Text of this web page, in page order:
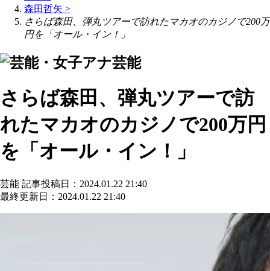
森田哲矢 >
さらば森田、弾丸ツアーで訪れたマカオのカジノで200万
円を「オール・イン！」
芸能
さらば森田、弾丸ツアーで訪
れたマカオのカジノで200万円
を「オール・イン！」
芸能 記事投稿日：2024.01.22 21:40
最終更新日：2024.01.22 21:40